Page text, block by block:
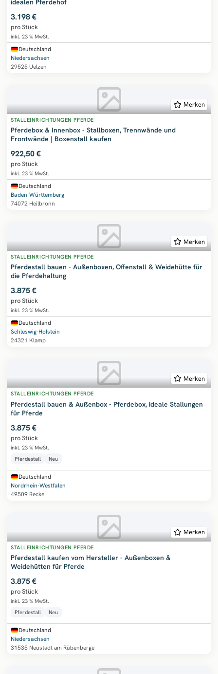
3.198 €
pro Stück
inkl. 23 % MwSt.
Deutschland
Niedersachsen
29525 Uelzen
Merken
STALLEINRICHTUNGEN PFERDE
Pferdebox & Innenbox - Stallboxen, Trennwände und
Frontwände | Boxenstall kaufen
922,50 €
pro Stück
inkl. 23 % MwSt.
Deutschland
Baden-Württemberg
74072 Heilbronn
Merken
STALLEINRICHTUNGEN PFERDE
Pferdestall bauen - Außenboxen, Offenstall & Weidehütte für
die Pferdehaltung
3.875 €
pro Stück
inkl. 23 % MwSt.
Deutschland
Schleswig-Holstein
24321 Klamp
Merken
STALLEINRICHTUNGEN PFERDE
Pferdestall bauen & Außenbox - Pferdebox, ideale Stallungen
für Pferde
3.875 €
pro Stück
inkl. 23 % MwSt.
Pferdestall
Neu
Deutschland
Nordrhein-Westfalen
49509 Recke
Merken
STALLEINRICHTUNGEN PFERDE
Pferdestall kaufen vom Hersteller - Außenboxen &
Weidehütten für Pferde
3.875 €
pro Stück
inkl. 23 % MwSt.
Pferdestall
Neu
Deutschland
Niedersachsen
31535 Neustadt am Rübenberge